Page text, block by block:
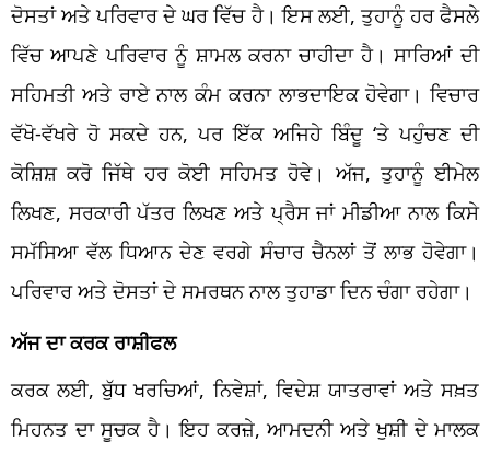
ਦੋਸਤਾਂ ਅਤੇ ਪਰਿਵਾਰ ਦੇ ਘਰ ਵਿੱਚ ਹੈ। ਇਸ ਲਈ, ਤੁਹਾਨੂੰ ਹਰ ਫੈਸਲੇ
ਵਿੱਚ ਆਪਣੇ ਪਰਿਵਾਰ ਨੂੰ ਸ਼ਾਮਲ ਕਰਨਾ ਚਾਹੀਦਾ ਹੈ। ਸਾਰਿਆਂ ਦੀ
ਸਹਿਮਤੀ ਅਤੇ ਰਾਏ ਨਾਲ ਕੰਮ ਕਰਨਾ ਲਾਭਦਾਇਕ ਹੋਵੇਗਾ। ਵਿਚਾਰ
ਵੱਖੋ-ਵੱਖਰੇ ਹੋ ਸਕਦੇ ਹਨ, ਪਰ ਇੱਕ ਅਜਿਹੇ ਬਿੰਦੂ ‘ਤੇ ਪਹੁੰਚਣ ਦੀ
ਕੋਸ਼ਿਸ਼ ਕਰੋ ਜਿੱਥੇ ਹਰ ਕੋਈ ਸਹਿਮਤ ਹੋਵੇ। ਅੱਜ, ਤੁਹਾਨੂੰ ਈਮੇਲ
ਲਿਖਣ, ਸਰਕਾਰੀ ਪੱਤਰ ਲਿਖਣ ਅਤੇ ਪ੍ਰੈਸ ਜਾਂ ਮੀਡੀਆ ਨਾਲ ਕਿਸੇ
ਸਮੱਸਿਆ ਵੱਲ ਧਿਆਨ ਦੇਣ ਵਰਗੇ ਸੰਚਾਰ ਚੈਨਲਾਂ ਤੋਂ ਲਾਭ ਹੋਵੇਗਾ।
ਪਰਿਵਾਰ ਅਤੇ ਦੋਸਤਾਂ ਦੇ ਸਮਰਥਨ ਨਾਲ ਤੁਹਾਡਾ ਦਿਨ ਚੰਗਾ ਰਹੇਗਾ।
ਅੱਜ ਦਾ ਕਰਕ ਰਾਸ਼ੀਫਲ
ਕਰਕ ਲਈ, ਬੁੱਧ ਖਰਚਿਆਂ, ਨਿਵੇਸ਼ਾਂ, ਵਿਦੇਸ਼ ਯਾਤਰਾਵਾਂ ਅਤੇ ਸਖ਼ਤ
ਮਿਹਨਤ ਦਾ ਸੂਚਕ ਹੈ। ਇਹ ਕਰਜ਼ੇ, ਆਮਦਨੀ ਅਤੇ ਖੁਸ਼ੀ ਦੇ ਮਾਲਕ